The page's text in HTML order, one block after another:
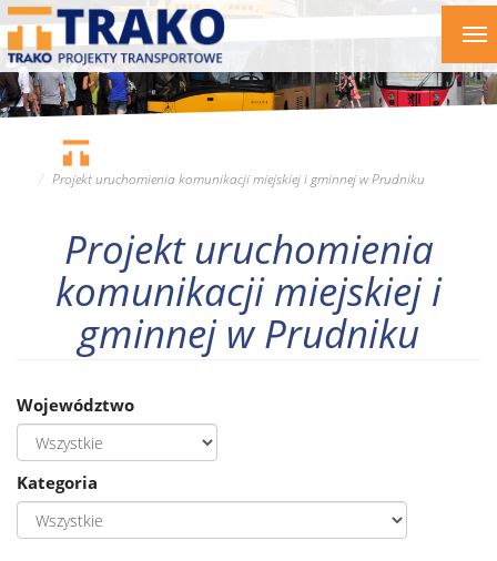
Przejdź
treści
Projekt uruchomienia komunikacji miejskiej i gminnej w Prudniku
Projekt uruchomienia
komunikacji miejskiej i
gminnej w Prudniku
Województwo
Kategoria